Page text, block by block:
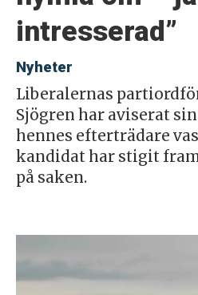
intresserad”
Nyheter
Liberalernas
Sjögren har aviserat
hennes efterträdare
kandidat har stigit
på saken.